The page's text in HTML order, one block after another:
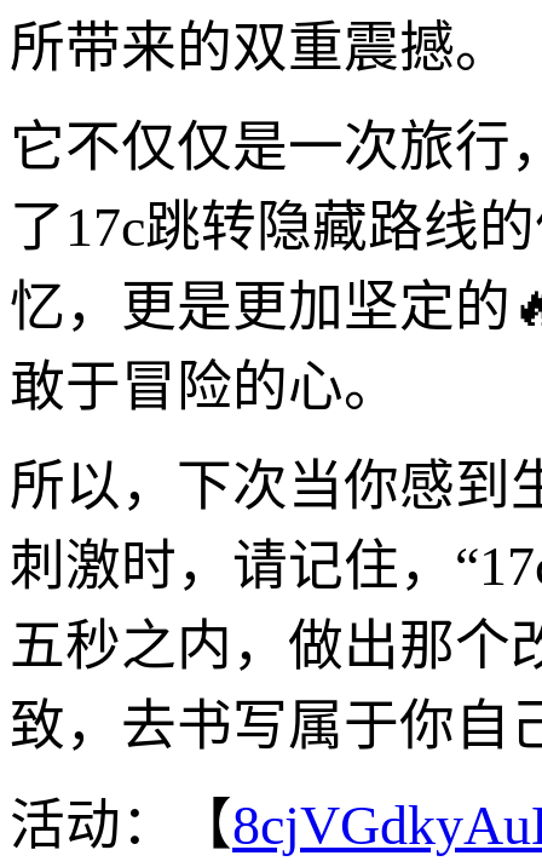
所带来的双重震撼。
它不仅仅是一次旅行
了17c跳转隐藏路线
忆，更是更加坚定的
敢于冒险的心。
所以，下次当你感到
刺激时，请记住，
五秒之内，做出那个
致，去书写属于你自
活动：【